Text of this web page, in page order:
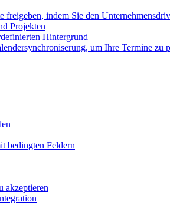
indem Sie den
Projekten
Hintergrund
um Ihre Termine zu
bedingten Feldern
akzeptieren